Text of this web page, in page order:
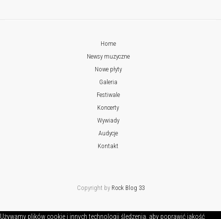
Home
Newsy muzyczne
Nowe płyty
Galeria
Festiwale
Koncerty
Wywiady
Audycje
Kontakt
Copyright by Rock Blog 33
Używamy plików cookie i innych technologii śledzenia, aby poprawić jakość